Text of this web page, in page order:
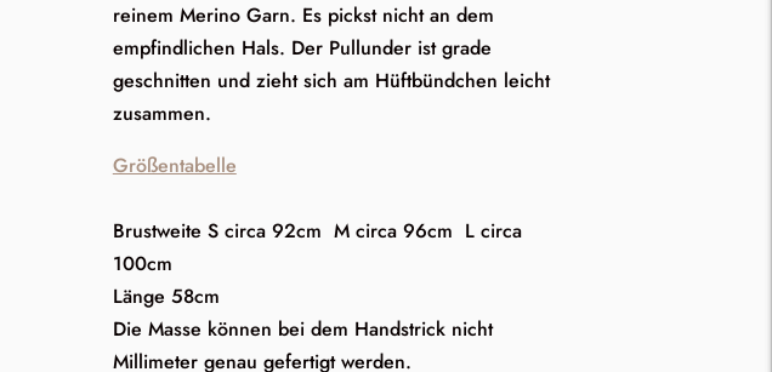
reinem Merino Garn. Es pickst nicht an dem
empfindlichen Hals. Der Pullunder ist grade
geschnitten und zieht sich am Hüftbündchen leicht
zusammen.
Größentabelle
Brustweite S circa 92cm M circa 96cm L circa
100cm
Länge 58cm
Die Masse können bei dem Handstrick nicht
Millimeter genau gefertigt werden.